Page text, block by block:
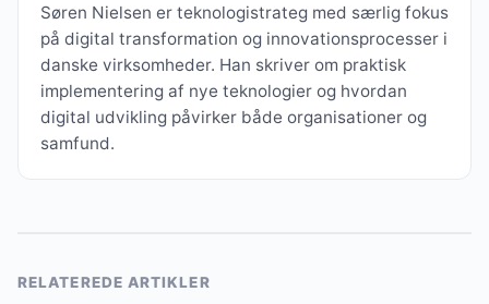
Søren Nielsen er teknologistrateg med særlig fokus
på digital transformation og innovationsprocesser i
danske virksomheder. Han skriver om praktisk
implementering af nye teknologier og hvordan
digital udvikling påvirker både organisationer og
samfund.
RELATEREDE ARTIKLER